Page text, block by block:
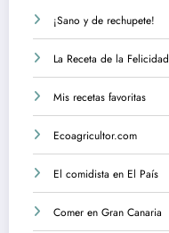
¡Sano y de rechupete!
La Receta de la Felicidad
Mis recetas favoritas
Ecoagricultor.com
El comidista en El País
Comer en Gran Canaria